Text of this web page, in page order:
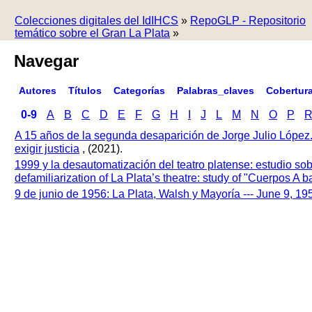
Colecciones digitales del IdIHCS » RepoGLP - Repositorio
temático sobre el Gran La Plata »
Navegar
Autores Títulos Categorías Palabras_claves
0-9 A B C D E F G H J L M N O P
R
A 15 años de la segunda desaparición de Jorge Julio
exigir justicia , (2021).
1999 y la desautomatización del teatro platense: estudio
defamiliarization of La Plata’s theatre: study of "Cuerpos A
9 de junio de 1956: La Plata, Walsh y Mayoría --- June 9,